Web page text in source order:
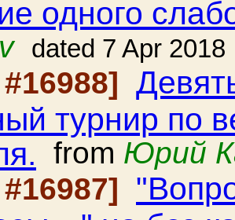
одного
dated 7 Apr 2018
турнир по
from Юрий